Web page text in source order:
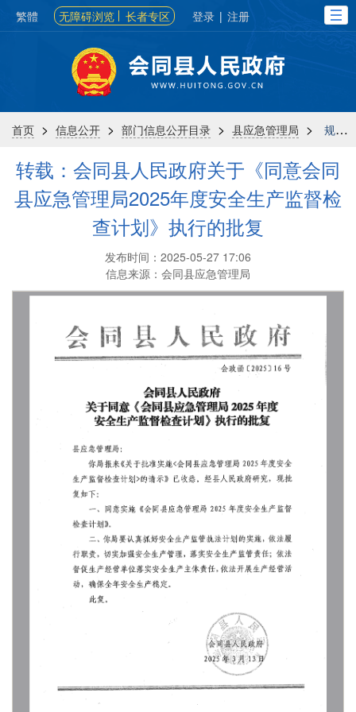
繁體 无障碍浏览 长者专区 登录 | 注册
首页 > 信息公开 > 部门信息公开目录 > 县应急管理局 > 规划计划
转载：会同县人民政府关于《同意会同
县应急管理局2025年度安全生产监督检
查计划》执行的批复
发布时间：2025-05-27 17:06
信息来源：会同县应急管理局